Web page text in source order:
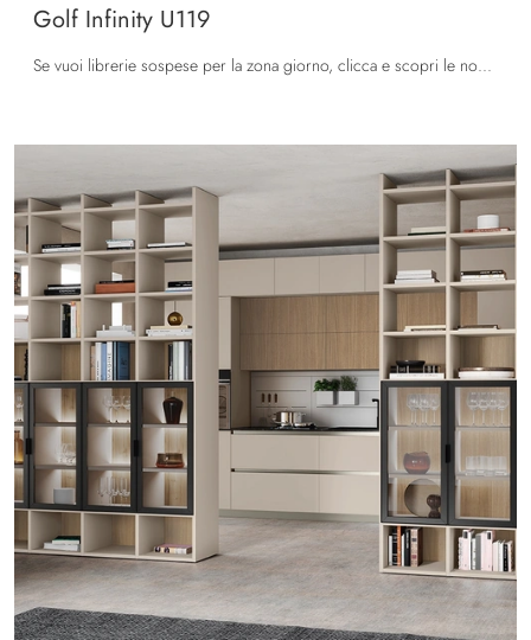
Golf Infinity U119
Se vuoi librerie sospese per la zona giorno, clicca e scopri le nostre soluzioni moderne: il modello Golf Infinity U119 Colombini Casa ti attende!